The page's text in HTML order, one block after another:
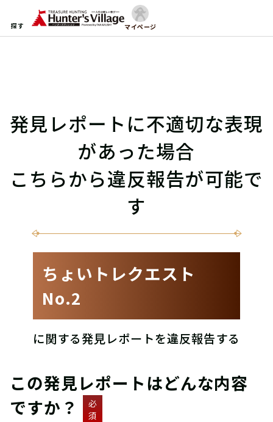
探す マイページ
発見レポートに不適切な表現
があった場合
こちらから違反報告が可能で
す
ちょいトレクエスト
No.2
に関する発見レポートを違反報告する
この発見レポートはどんな内容
ですか？
必
須